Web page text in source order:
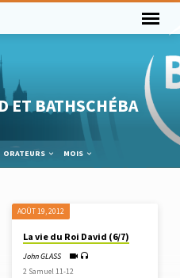
ET BATHSCHÉBA
ORATEURS MOIS
AOÛT 19, 2012
La vie du Roi David (6/7)
John GLASS
2 Samuel 11-12